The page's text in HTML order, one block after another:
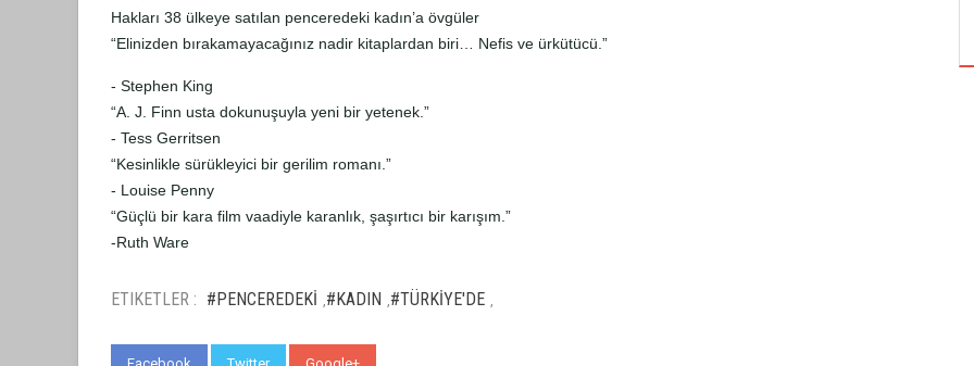
Hakları 38 ülkeye satılan penceredeki kadın’a övgüler
“Elinizden bırakamayacağınız nadir kitaplardan biri… Nefis ve ürkütücü.”
- Stephen King
“A. J. Finn usta dokunuşuyla yeni bir yetenek.”
- Tess Gerritsen
“Kesinlikle sürükleyici bir gerilim romanı.”
- Louise Penny
“Güçlü bir kara film vaadiyle karanlık, şaşırtıcı bir karışım.”
-Ruth Ware
ETIKETLER : #PENCEREDEKİ #KADIN #TÜRKİYE'DE